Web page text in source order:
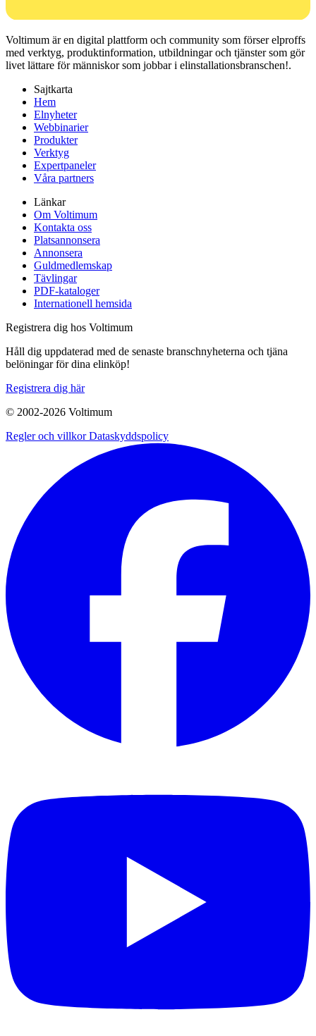
Voltimum är en digital plattform och community som förser elproffs
med verktyg, produktinformation, utbildningar och tjänster som gör
livet lättare för människor som jobbar i elinstallationsbranschen!.
Sajtkarta
Hem
Elnyheter
Webbinarier
Produkter
Verktyg
Expertpaneler
Våra partners
Länkar
Om Voltimum
Kontakta oss
Platsannonsera
Annonsera
Guldmedlemskap
Tävlingar
PDF-kataloger
Internationell hemsida
Registrera dig hos Voltimum
Håll dig uppdaterad med de senaste branschnyheterna och tjäna
belöningar för dina elinköp!
Registrera dig här
© 2002-2026 Voltimum
Regler och villkorDataskyddspolicy